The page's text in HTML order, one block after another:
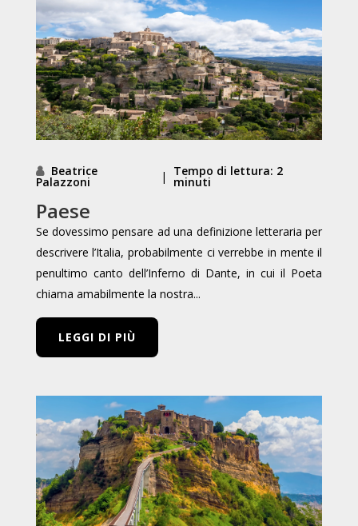
Beatrice
Palazzoni | Tempo di lettura: 2
minuti
Paese
Se dovessimo pensare ad una definizione letteraria per
descrivere l’Italia, probabilmente ci verrebbe in mente il
penultimo canto dell’Inferno di Dante, in cui il Poeta
chiama amabilmente la nostra...
LEGGI DI PIÙ